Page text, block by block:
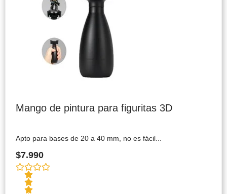
Mango de pintura para figuritas 3D
Apto para bases de 20 a 40 mm, no es fácil...
$7.990